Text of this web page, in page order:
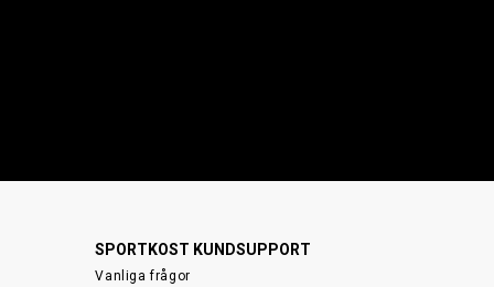
SPORTKOST KUNDSUPPORT
Vanliga frågor